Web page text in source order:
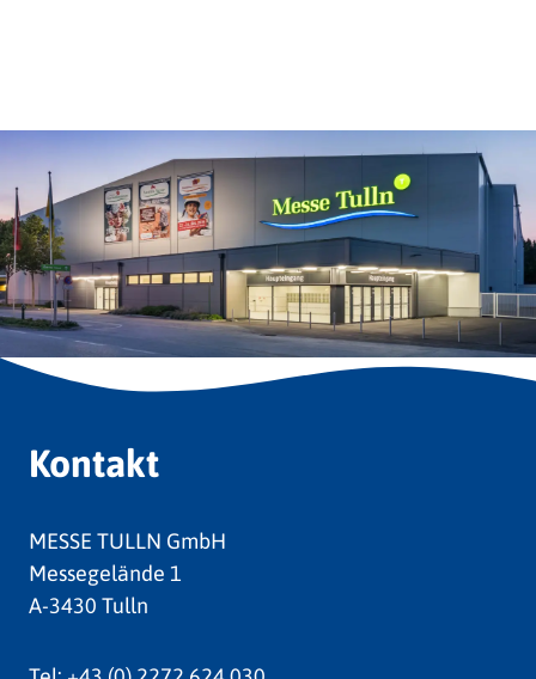
Kontakt
MESSE TULLN GmbH
Messegelände 1
A-3430 Tulln